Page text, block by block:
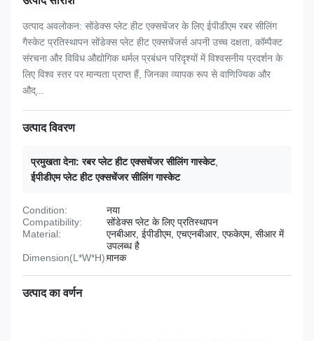
उत्पाद अवलोकन: सोंडेक्स प्लेट हीट एक्सचेंजर के लिए ईपीडीएम रबर सीलिंग
गैस्केट प्रतिस्थापन सोंडेक्स प्लेट हीट एक्सचेंजर्स अपनी उच्च दक्षता, कॉम्पैक्ट
संरचना और विविध औद्योगिक थर्मल प्रबंधन परिदृश्यों में विश्वसनीय प्रदर्शन के
लिए विश्व स्तर पर मान्यता प्राप्त हैं, जिनका व्यापक रूप से वाणिज्यिक और
औद्...
उत्पाद विवरण
प्रमुखता देना: रबर प्लेट हीट एक्सचेंजर सीलिंग गास्केट,
ईपीडीएम प्लेट हीट एक्सचेंजर सीलिंग गास्केट
Condition:
नया
Compatibility:
सोंडेक्स प्लेट के लिए प्रतिस्थापन
Material:
एनबीआर, ईपीडीएम, एचएनबीआर, एफकेएम, सीआर में
उपलब्ध है
Dimension(L*W*H):मानक
उत्पाद का वर्णन